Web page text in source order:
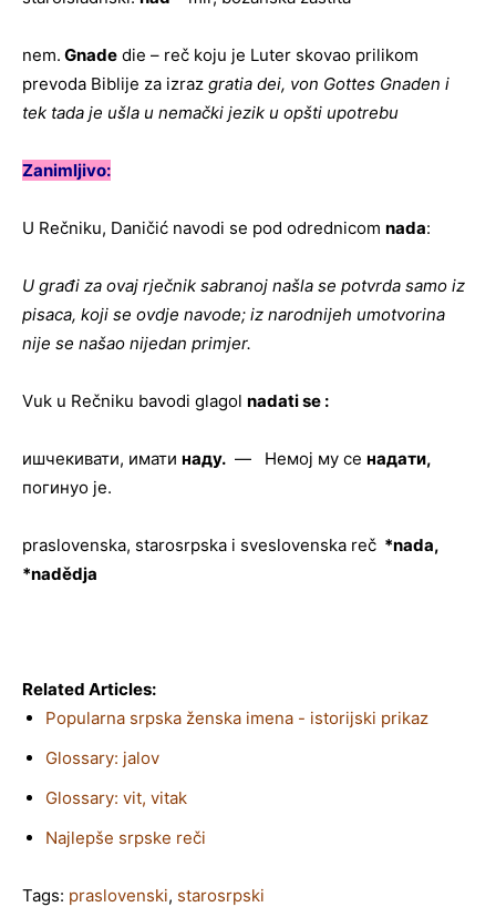
nem. Gnade die – reč koju je Luter skovao prilikom
prevoda Biblije za izraz gratia dei, von Gottes Gnaden i
tek tada je ušla u nemački jezik u opšti upotrebu
Zanimljivo:
U Rečniku, Daničić navodi se pod odrednicom nada:
U građi za ovaj rječnik sabranoj našla se potvrda samo iz
pisaca, koji se ovdje navode; iz narodnijeh umotvorina
nije se našao nijedan primjer.
Vuk u Rečniku bavodi glagol nadati se :
ишчекивати, имати наду. — Немој му се надати,
погинуо је.
praslovenska, starosrpska i sveslovenska reč *nada,
*nadědja
Related Articles:
Popularna srpska ženska imena - istorijski prikaz
Glossary: jalov
Glossary: vit, vitak
Najlepše srpske reči
Tags: praslovenski, starosrpski